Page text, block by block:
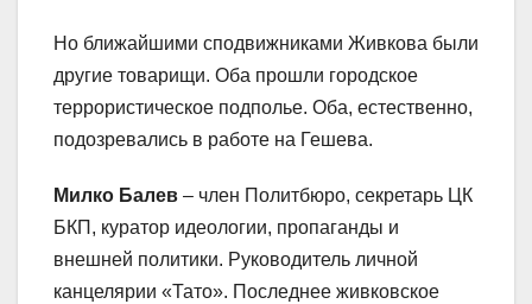
Но ближайшими сподвижниками Живкова были
другие товарищи. Оба прошли городское
террористическое подполье. Оба, естественно,
подозревались в работе на Гешева.
Милко Балев – член Политбюро, секретарь ЦК
БКП, куратор идеологии, пропаганды и
внешней политики. Руководитель личной
канцелярии «Тато». Последнее живковское